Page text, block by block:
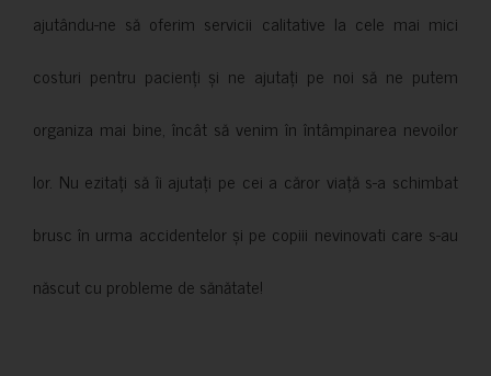
ajutându-ne să oferim servicii calitative la cele mai mici
costuri pentru pacienți și ne ajutați pe noi să ne putem
organiza mai bine, încât să venim în întâmpinarea nevoilor
lor. Nu ezitați să îi ajutați pe cei a căror viață s-a schimbat
brusc în urma accidentelor și pe copiii nevinovati care s-au
născut cu probleme de sănătate!